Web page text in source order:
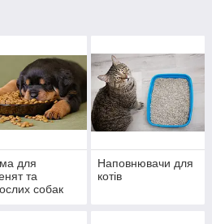
для
та
собак
Наповнювачи для
котів